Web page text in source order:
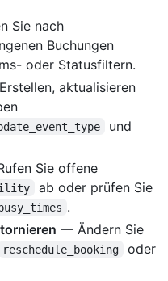
Sie nach
Buchungen
oder Statusfiltern.
aktualisieren
und
Sie offene
ab oder prüfen Sie
.
— Ändern Sie
reschedule_booking oder